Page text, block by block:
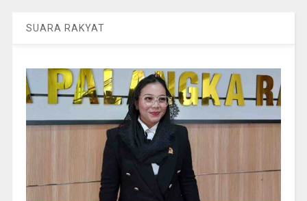
SUARA RAKYAT